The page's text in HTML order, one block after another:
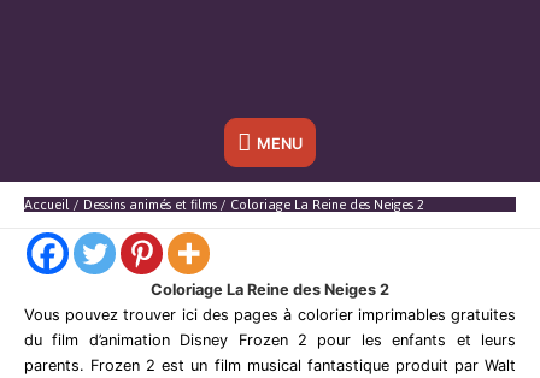
Sous
l'en-
MENU
Accueil Dessins animés et films Coloriage La Reine des Neiges 2
Coloriage La Reine des Neiges 2
Vous pouvez trouver ici des pages à colorier imprimables gratuites
du film d’animation Disney Frozen 2 pour les enfants et leurs
parents. Frozen 2 est un film musical fantastique produit par Walt